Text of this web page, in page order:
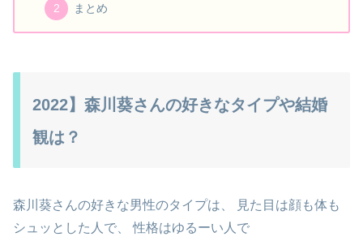
まとめ
2022】森川葵さんの好きなタイプや結婚
観は？
森川葵さんの好きな男性のタイプは、 見た目は顔も体も
シュッとした人で、 性格はゆるーい人で